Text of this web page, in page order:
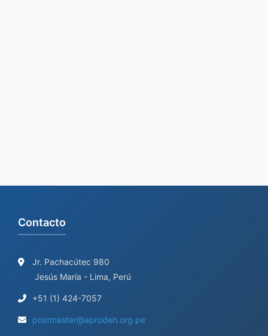
Contacto
Jr. Pachacútec 980
Jesús María - Lima, Perú
+51 (1) 424-7057
postmaster@aprodeh.org.pe